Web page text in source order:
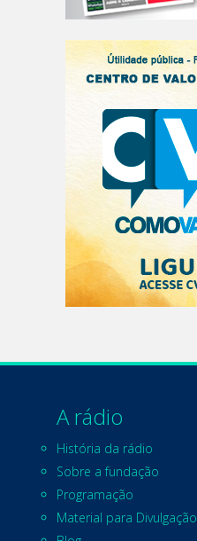
A rádio
História da rádio
Sobre a fundação
Programação
Material para Divulgação